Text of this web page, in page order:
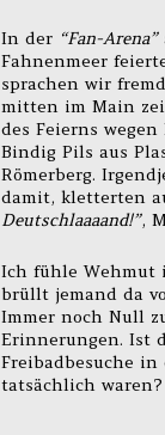
In der “Fan-Arena”
Fahnenmeer
sprachen wir
mitten im Main
des Feierns wegen
Bindig Pils aus
Römerberg.
damit, kletterten
Deutschlaaaand!”,
Ich fühle Wehmut
brüllt jemand da
Immer noch Null
Erinnerungen. Ist
Freibadbesuche
tatsächlich waren?